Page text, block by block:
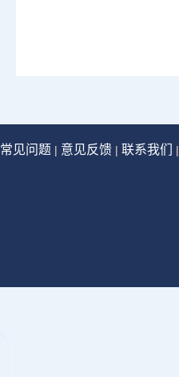
常见问题 | 意见反馈 | 联系我们 |